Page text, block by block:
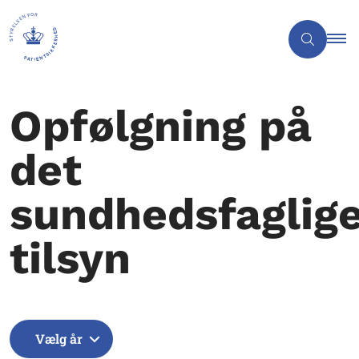
Opfølgning på
det
tilsyn
Vælg år